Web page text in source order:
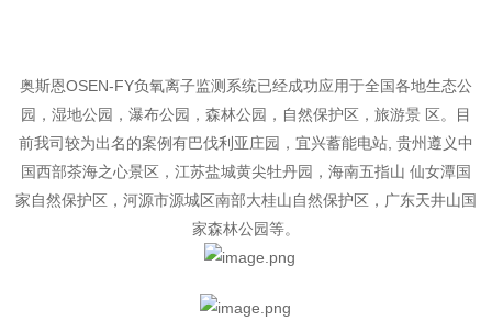
奥斯恩OSEN-FY负氧离子监测系统已经成功应用于全国各地生态公
园，湿地公园，瀑布公园，森林公园，自然保护区，旅游景 区。目
前我司较为出名的案例有巴伐利亚庄园，宜兴蓄能电站, 贵州遵义中
国西部茶海之心景区，江苏盐城黄尖牡丹园，海南五指山 仙女潭国
家自然保护区，河源市源城区南部大桂山自然保护区，广东天井山国
家森林公园等。